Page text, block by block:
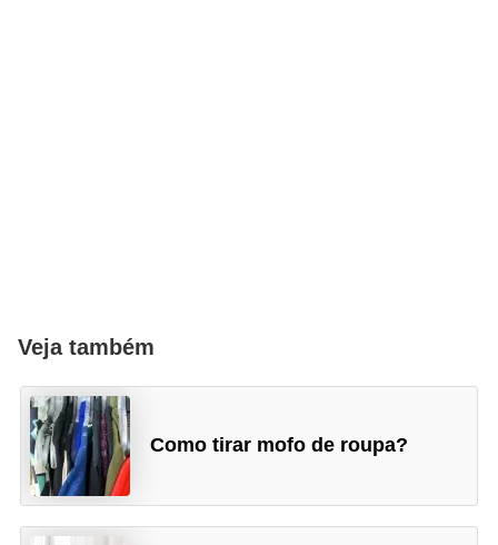
Veja também
Como tirar mofo de roupa?